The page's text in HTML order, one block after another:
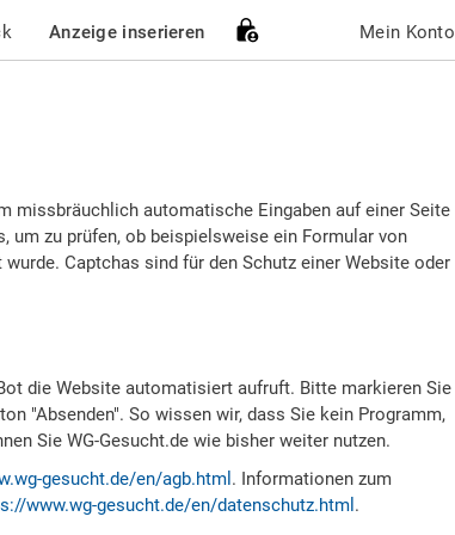
Anzeige inserieren Mein Konto
missbräuchlich automatische Eingaben auf einer Seite
um zu prüfen, ob beispielsweise ein Formular von
Captchas sind für den Schutz einer Website oder
die Website automatisiert aufruft. Bitte markieren Sie
"Absenden". So wissen wir, dass Sie kein Programm,
Sie WG-Gesucht.de wie bisher weiter nutzen.
gesucht.de/en/agb.html . Informationen zum
www.wg-gesucht.de/en/datenschutz.html .